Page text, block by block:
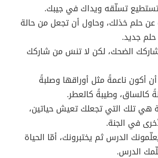
تسلّقه ويداك في جيبك.
عن حلم خذلك، وحاول أن تجعل من حالة
حلم جديد.
الضحك، لكن لا تنسَ من شاركك
أكون ناعمةً مثل أوراقها وصلبةً
كالساق، وطيبةً كالعطر.
هي تلك التي تجعلك تعيش حياتين،
في الجنة.
الدرس ثم يختبرونك، أمّا الحياة
الدرس.